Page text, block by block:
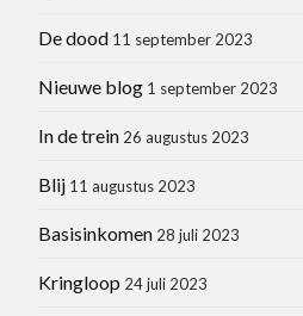
De dood 11 september 2023
Nieuwe blog 1 september 2023
In de trein 26 augustus 2023
Blij 11 augustus 2023
Basisinkomen 28 juli 2023
Kringloop 24 juli 2023